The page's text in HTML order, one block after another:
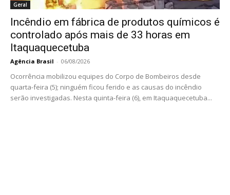
Geral
Incêndio em fábrica de produtos químicos é
controlado após mais de 33 horas em
Itaquaquecetuba
Agência Brasil - 06/08/2026
Ocorrência mobilizou equipes do Corpo de Bombeiros desde
quarta-feira (5); ninguém ficou ferido e as causas do incêndio
serão investigadas. Nesta quinta-feira (6), em Itaquaquecetuba...